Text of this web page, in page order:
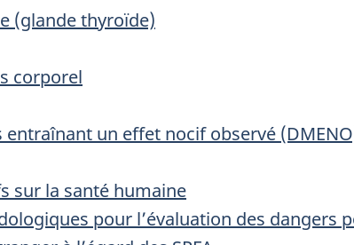
(glande thyroïde)
corporel
un effet nocif observé
sur la santé humaine
pour l’évaluation des dangers